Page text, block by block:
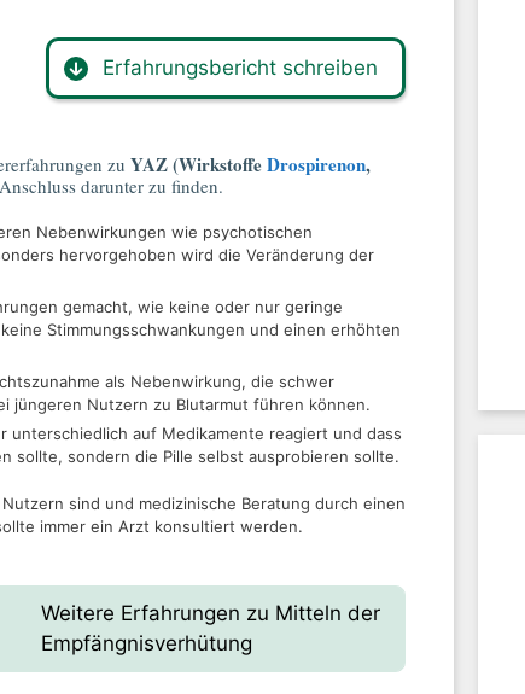
Erfahrungsbericht schreiben
zu YAZ (WirkstoffeDrospirenon,
darunter zu finden.
Nebenwirkungen wie psychotischen
hervorgehoben wird die Veränderung der
gemacht, wie keine oder nur geringe
Stimmungsschwankungen und einen erhöhten
als Nebenwirkung, die schwer
jüngeren Nutzern zu Blutarmut führen können.
unterschiedlich auf Medikamente reagiert und dass
sollte, sondern die Pille selbst ausprobieren sollte.
sind und medizinische Beratung durch einen
immer ein Arzt konsultiert werden.
Weitere Erfahrungen zu Mitteln der
Empfängnisverhütung